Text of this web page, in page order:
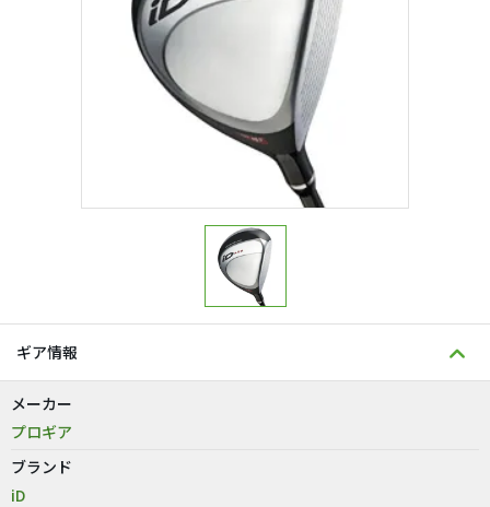
ギア情報
メーカー
プロギア
ブランド
iD